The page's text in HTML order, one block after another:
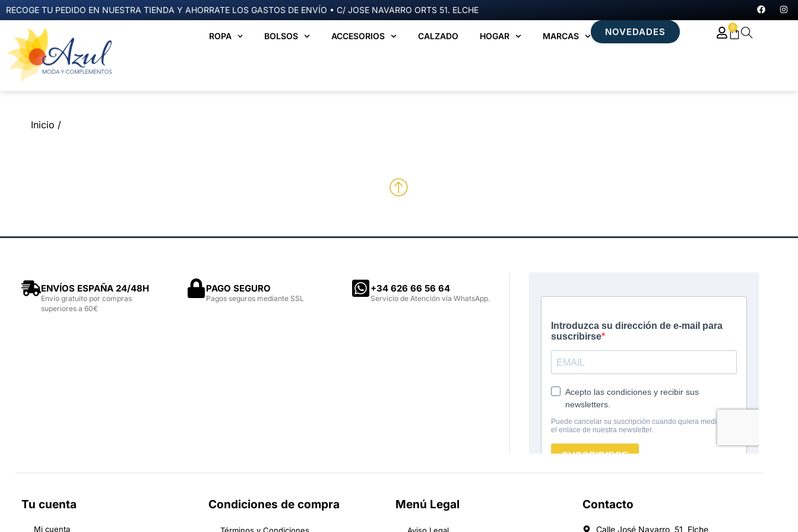
RECOGE TU PEDIDO EN NUESTRA TIENDA Y AHORRATE LOS GASTOS DE ENVÍO • C/ JOSE NAVARRO ORTS 51. ELCHE
ROPA BOLSOS ACCESORIOS CALZADO HOGAR MARCAS NOVEDADES 0
Inicio /
ENVÍOS ESPAÑA 24/48H
Envío gratuito por compras
superiores a 60€
PAGO SEGURO
Pagos seguros mediante SSL
‪+34 626 66 56 64‬
Servicio de Atención vía WhatsApp.
Tu cuenta
Mi cuenta
Condiciones de compra Menú Legal Contacto
Calle José Navarro, 51, Elche